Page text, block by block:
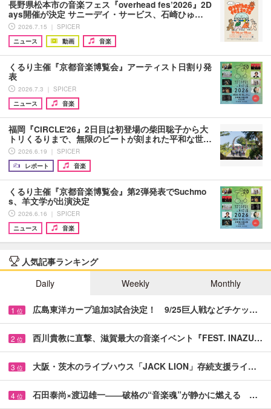
長野県松本市の音楽フェス『overhead fes’2026』2D
ays開催が決定 サニーデイ・サービス、石崎ひゅ…
2026.7.15 ｜ SPICER
ニュース
動画 音楽
くるり主催『京都音楽博覧会』アーティスト日割り発
表
2026.7.3 ｜ SPICER
ニュース
音楽
福岡『CIRCLE'26』2日目は初登場の柴田聡子から大
トリくるりまで、無限のビートが刻まれた平和な世…
2026.6.19 ｜ SPICER
レポート
音楽
くるり主催『京都音楽博覧会』第2弾発表でSuchmo
s、羊文学が出演決定
2026.6.16 ｜ SPICER
ニュース
音楽
人気記事ランキング
Daily
Weekly Monthly
1 位 広島東洋カープ追加3試合決定！ 9/25巨人戦などチケッ…
2 位 西川貴教に直撃、滋賀最大の音楽イベント『FEST. INAZU…
3 位 大阪・茨木のライブハウス「JACK LION」存続支援ライ…
4 位 石田泰尚×渡辺雄一――破格の“音楽魂”が静かに燃える …